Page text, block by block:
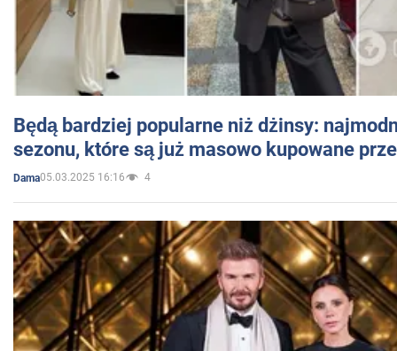
Będą bardziej popularne niż dżinsy:
sezonu, które są już masowo kupowane
Dama05.03.2025 16:16 4